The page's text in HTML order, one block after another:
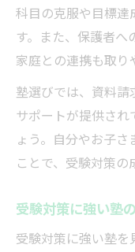
科目の克服や目標達
す。また、保護者へ
家庭との連携も取り
塾選びでは、資料
サポートが提供さ
ょう。自分やお子
ことで、受験対策の
受験対策に強い塾
受験対策に強い塾